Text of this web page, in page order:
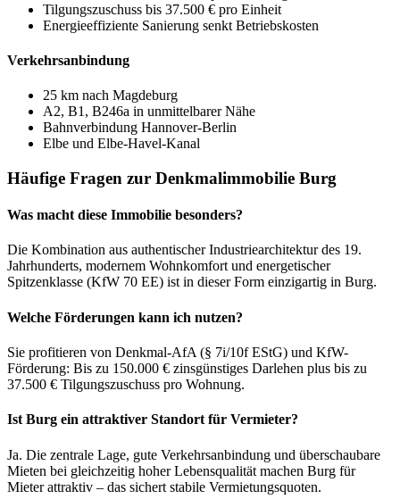
Tilgungszuschuss bis 37.500 € pro Einheit
Energieeffiziente Sanierung senkt Betriebskosten
Verkehrsanbindung
25 km nach Magdeburg
A2, B1, B246a in unmittelbarer Nähe
Bahnverbindung Hannover-Berlin
Elbe und Elbe-Havel-Kanal
Häufige Fragen zur Denkmalimmobilie Burg
Was macht diese Immobilie besonders?
Die Kombination aus authentischer Industriearchitektur des 19.
Jahrhunderts, modernem Wohnkomfort und energetischer
Spitzenklasse (KfW 70 EE) ist in dieser Form einzigartig in Burg.
Welche Förderungen kann ich nutzen?
Sie profitieren von Denkmal-AfA (§ 7i/10f EStG) und KfW-
Förderung: Bis zu 150.000 € zinsgünstiges Darlehen plus bis zu
37.500 € Tilgungszuschuss pro Wohnung.
Ist Burg ein attraktiver Standort für Vermieter?
Ja. Die zentrale Lage, gute Verkehrsanbindung und überschaubare
Mieten bei gleichzeitig hoher Lebensqualität machen Burg für
Mieter attraktiv – das sichert stabile Vermietungsquoten.